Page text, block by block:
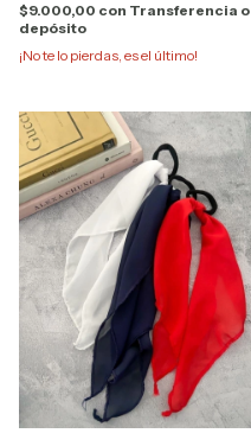
$9.000,00 con Transferencia o
depósito
¡No te lo pierdas, es el último!